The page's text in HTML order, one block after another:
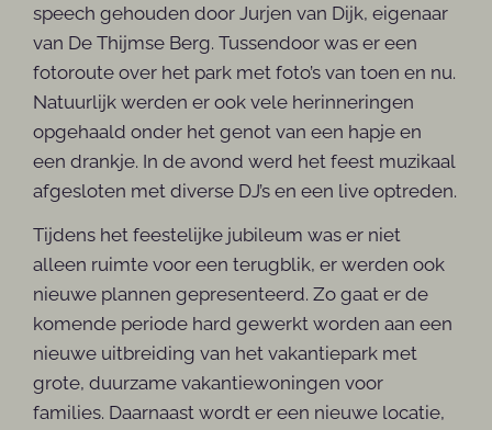
speech gehouden door Jurjen van Dijk, eigenaar
van De Thijmse Berg. Tussendoor was er een
fotoroute over het park met foto’s van toen en nu.
Natuurlijk werden er ook vele herinneringen
opgehaald onder het genot van een hapje en
een drankje. In de avond werd het feest muzikaal
afgesloten met diverse DJ’s en een live optreden.
Tijdens het feestelijke jubileum was er niet
alleen ruimte voor een terugblik, er werden ook
nieuwe plannen gepresenteerd. Zo gaat er de
komende periode hard gewerkt worden aan een
nieuwe uitbreiding van het vakantiepark met
grote, duurzame vakantiewoningen voor
families. Daarnaast wordt er een nieuwe locatie,